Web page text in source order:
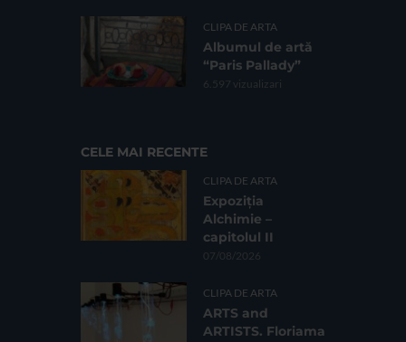
CLIPA DE ARTA
Albumul de artă
“Paris Pallady”
6.597 vizualizari
CELE MAI RECENTE
CLIPA DE ARTA
Expoziția
Alchimie –
capitolul II
07/08/2026
CLIPA DE ARTA
ARTS and
ARTISTS. Floriama